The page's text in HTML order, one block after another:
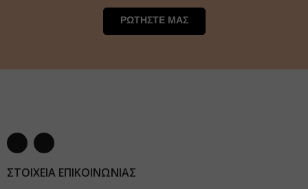
ΡΩΤΗΣΤΕ ΜΑΣ
ΣΤΟΙΧΕΙΑ ΕΠΙΚΟΙΝΩΝΙΑΣ